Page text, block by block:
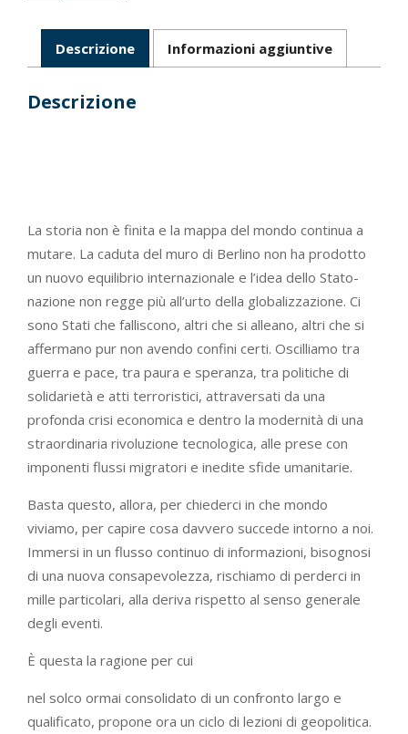
Descrizione Informazioni aggiuntive
Descrizione
La storia non è finita e la mappa del mondo continua a
mutare. La caduta del muro di Berlino non ha prodotto
un nuovo equilibrio internazionale e l’idea dello Stato-
nazione non regge più all’urto della globalizzazione. Ci
sono Stati che falliscono, altri che si alleano, altri che si
affermano pur non avendo confini certi. Oscilliamo tra
guerra e pace, tra paura e speranza, tra politiche di
solidarietà e atti terroristici, attraversati da una
profonda crisi economica e dentro la modernità di una
straordinaria rivoluzione tecnologica, alle prese con
imponenti flussi migratori e inedite sfide umanitarie.
Basta questo, allora, per chiederci in che mondo
viviamo, per capire cosa davvero succede intorno a noi.
Immersi in un flusso continuo di informazioni, bisognosi
di una nuova consapevolezza, rischiamo di perderci in
mille particolari, alla deriva rispetto al senso generale
degli eventi.
È questa la ragione per cui
nel solco ormai consolidato di un confronto largo e
qualificato, propone ora un ciclo di lezioni di geopolitica.